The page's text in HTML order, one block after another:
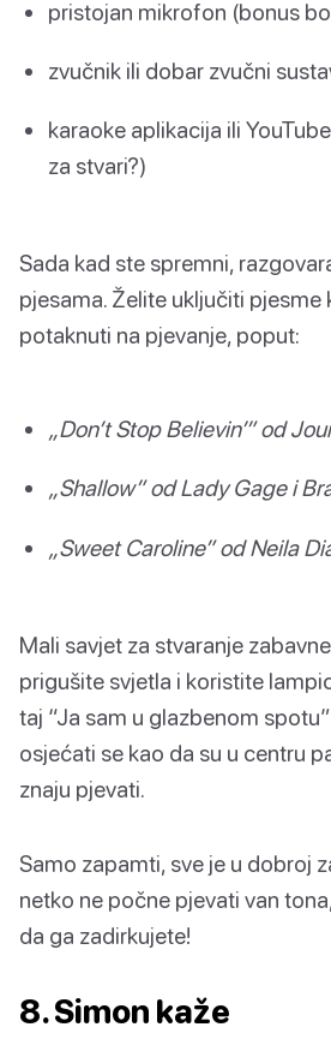
pristojan mikrofon (bonus
zvučnik ili dobar zvučni
karaoke aplikacija ili
za stvari?)
Sada kad ste spremni,
pjesama. Želite uključiti pjesme
potaknuti na pjevanje, poput:
„Don’t Stop Believin’” od
„Shallow” od Lady Gage i
„Sweet Caroline” od Neila
Mali savjet za stvaranje
prigušite svjetla i koristite
taj “Ja sam u glazbenom
osjećati se kao da su u centru
znaju pjevati.
Samo zapamti, sve je u dobroj
netko ne počne pjevati van
da ga zadirkujete!
8. Simon kaže